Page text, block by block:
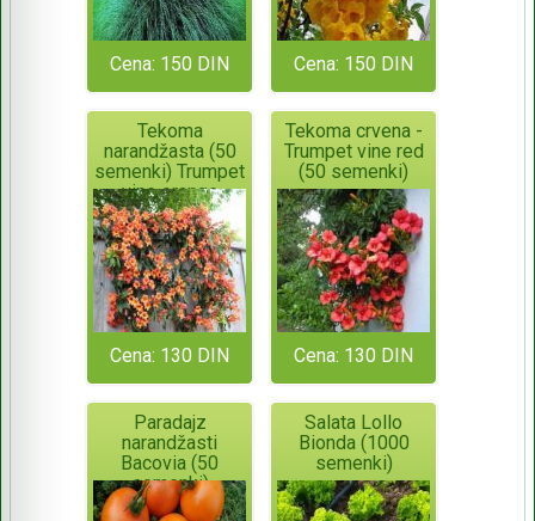
Cena: 150 DIN Cena: 150 DIN
Tekoma
narandžasta (50
semenki) Trumpet
vine orange
Cena: 130 DIN
Tekoma crvena -
Trumpet vine red
(50 semenki)
Cena: 130 DIN
Paradajz
narandžasti
Bacovia (50
semenki)
Salata Lollo
Bionda (1000
semenki)